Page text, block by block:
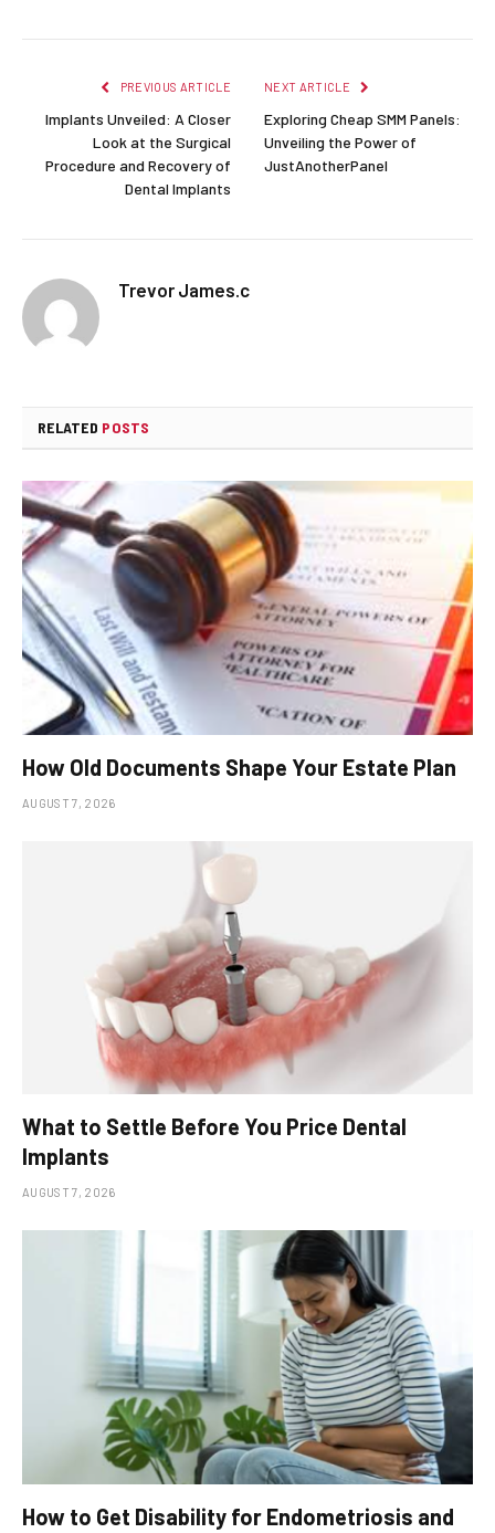
PREVIOUS ARTICLE
Implants Unveiled: A Closer
Look at the Surgical
Procedure and Recovery of
Dental Implants
NEXT ARTICLE
Exploring Cheap SMM Panels:
Unveiling the Power of
JustAnotherPanel
Trevor James.c
RELATED POSTS
How Old Documents Shape Your Estate Plan
AUGUST 7, 2026
What to Settle Before You Price Dental
Implants
AUGUST 7, 2026
How to Get Disability for Endometriosis and